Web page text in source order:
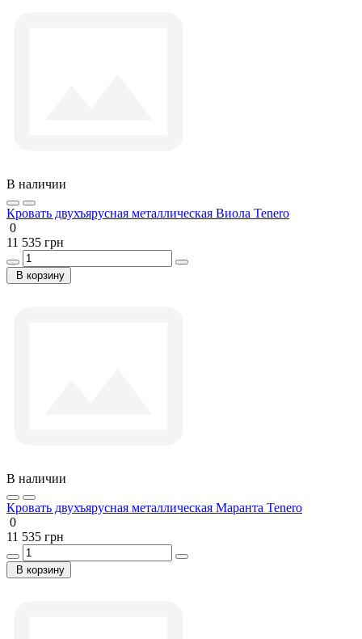
В наличии
Кровать двухъярусная металлическая Виола Tenero
0
11 535 грн
В корзину
В наличии
Кровать двухъярусная металлическая Маранта Tenero
0
11 535 грн
В корзину